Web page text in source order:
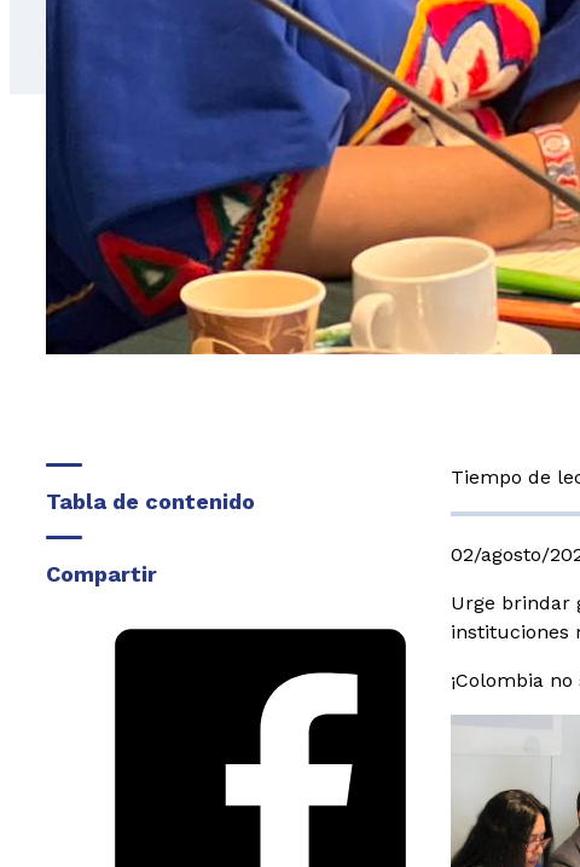
Tabla de contenido
Compartir
Tiempo de
02/agosto/
Urge brindar
instituciones
¡Colombia